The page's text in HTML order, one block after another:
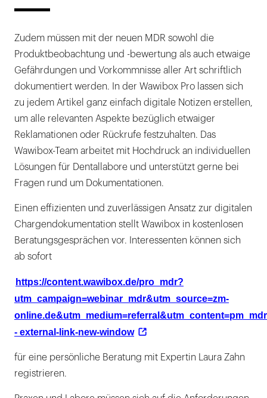
Zudem müssen mit der neuen MDR sowohl die
Produktbeobachtung und -bewertung als auch etwaige
Gefährdungen und Vorkommnisse aller Art schriftlich
dokumentiert werden. In der Wawibox Pro lassen sich
zu jedem Artikel ganz einfach digitale Notizen erstellen,
um alle relevanten Aspekte bezüglich etwaiger
Reklamationen oder Rückrufe festzuhalten. Das
Wawibox-Team arbeitet mit Hochdruck an individuellen
Lösungen für Dentallabore und unterstützt gerne bei
Fragen rund um Dokumentationen.
Einen effizienten und zuverlässigen Ansatz zur digitalen
Chargendokumentation stellt Wawibox in kostenlosen
Beratungsgesprächen vor. Interessenten können sich
ab sofort
https://content.wawibox.de/pro_mdr?
utm_campaign=webinar_mdr&utm_source=zm-
online.de&utm_medium=referral&utm_content=pm_mdr
- external-link-new-window
für eine persönliche Beratung mit Expertin Laura Zahn
registrieren.